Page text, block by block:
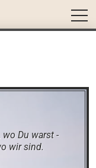
Du warst -
wir sind.